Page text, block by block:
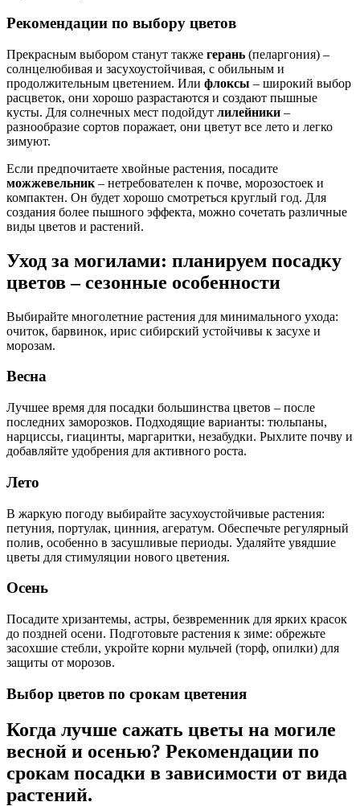
Рекомендации по выбору цветов
Прекрасным выбором станут также герань (пеларгония) –
солнцелюбивая и засухоустойчивая, с обильным и
продолжительным цветением. Или флоксы – широкий выбор
расцветок, они хорошо разрастаются и создают пышные
кусты. Для солнечных мест подойдут лилейники –
разнообразие сортов поражает, они цветут все лето и легко
зимуют.
Если предпочитаете хвойные растения, посадите
можжевельник – нетребователен к почве, морозостоек и
компактен. Он будет хорошо смотреться круглый год. Для
создания более пышного эффекта, можно сочетать различные
виды цветов и растений.
Уход за могилами: планируем посадку
цветов – сезонные особенности
Выбирайте многолетние растения для минимального ухода:
очиток, барвинок, ирис сибирский устойчивы к засухе и
морозам.
Весна
Лучшее время для посадки большинства цветов – после
последних заморозков. Подходящие варианты: тюльпаны,
нарциссы, гиацинты, маргаритки, незабудки. Рыхлите почву и
добавляйте удобрения для активного роста.
Лето
В жаркую погоду выбирайте засухоустойчивые растения:
петуния, портулак, цинния, агератум. Обеспечьте регулярный
полив, особенно в засушливые периоды. Удаляйте увядшие
цветы для стимуляции нового цветения.
Осень
Посадите хризантемы, астры, безвременник для ярких красок
до поздней осени. Подготовьте растения к зиме: обрежьте
засохшие стебли, укройте корни мульчей (торф, опилки) для
защиты от морозов.
Выбор цветов по срокам цветения
Когда лучше сажать цветы на могиле
весной и осенью? Рекомендации по
срокам посадки в зависимости от вида
растений.